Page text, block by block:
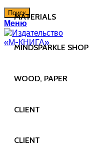
Поиск
Меню
MATERIALS
MINDSPARKLE SHOP
WOOD, PAPER
CLIENT
CLIENT